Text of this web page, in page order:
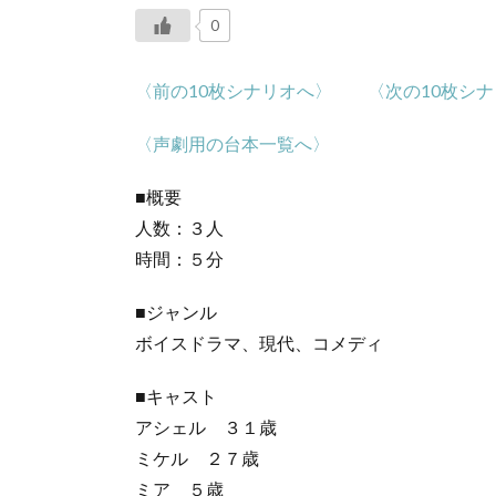
0
〈前の10枚シナリオへ〉 〈次の10枚シナ
〈声劇用の台本一覧へ〉
■概要
人数：３人
時間：５分
■ジャンル
ボイスドラマ、現代、コメディ
■キャスト
アシェル ３１歳
ミケル ２７歳
ミア ５歳